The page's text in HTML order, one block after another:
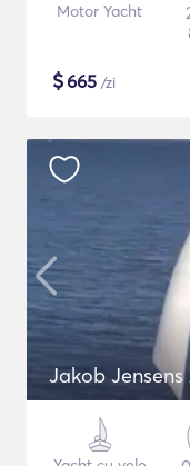
Motor Yacht
$665 /zi
Jakob